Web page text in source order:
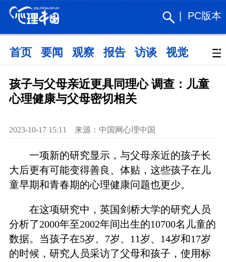
PC版本
首页 要闻 观察 报告 访谈 视觉 政策
孩子与父母亲近更具同理心 调查：儿童
心理健康与父母密切相关
2023-10-17 15:11 来源：中国网心理中国
一项新的研究显示，与父母亲近的孩子长
大后更有可能变得善良、体贴，这些孩子在儿
童早期和青春期的心理健康问题也更少。
在这项研究中，英国剑桥大学的研究人员
分析了2000年至2002年间出生的10700名儿童的
数据。当孩子在5岁、7岁、11岁、14岁和17岁
的时候，研究人员采访了父母和孩子，使用标